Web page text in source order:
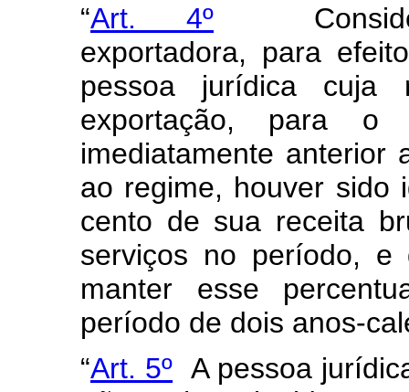
“Art. 4º
exportadora, para
pessoa jurídica cuja
exportação, para o
imediatamente anterior
ao regime, houver sido
cento de sua receita
serviços no período, e
manter esse
período de dois anos-
“Art. 5º A pessoa